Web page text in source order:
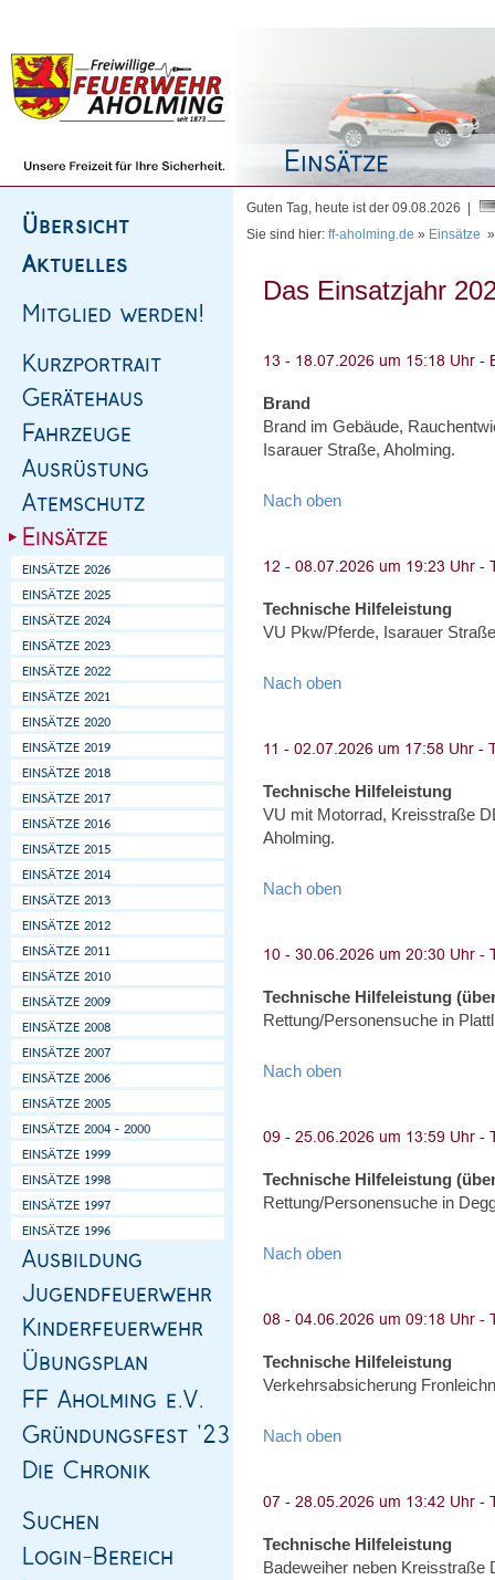
Guten Tag, heute ist der 09.08.2026 |
Sie sind hier: ff-aholming.de » Einsätze
Das Einsatzjahr
Brand
Brand im Gebäude,
Isarauer Straße, Aholming.
Nach oben
Technische Hilfeleistung
VU Pkw/Pferde, Isarauer
Nach oben
Technische Hilfeleistung
VU mit Motorrad, Kreisstraße
Aholming.
Nach oben
Technische Hilfeleistung
Rettung/Personensuche in
Nach oben
Technische Hilfeleistung
Rettung/Personensuche in
Nach oben
Technische Hilfeleistung
Verkehrsabsicherung
Nach oben
Technische Hilfeleistung
Badeweiher neben Kreisstraße